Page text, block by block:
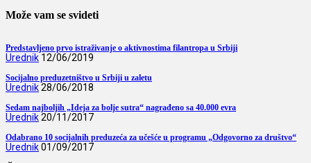
Može vam se svideti
Predstavljeno prvo istraživanje o aktivnostima filantropa u Srbiji
Urednik 12/06/2019
Socijalno preduzetništvo u Srbiji u zaletu
Urednik28/06/2018
Sedam najboljih „Ideja za bolje sutra“ nagrađeno sa 40.000 evra
Urednik20/11/2017
Odabrano 10 socijalnih preduzeća za učešće u programu „Odgovorno za društvo“
Urednik01/09/2017